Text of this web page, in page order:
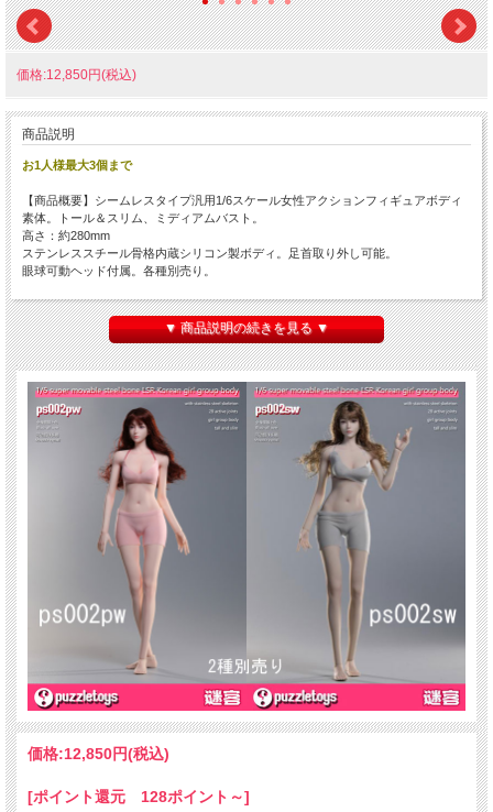
価格:12,850円(税込)
商品説明
お1人様最大3個まで
【商品概要】シームレスタイプ汎用1/6スケール女性アクションフィギュアボディ
素体。トール＆スリム、ミディアムバスト。
高さ：約280mm
ステンレススチール骨格内蔵シリコン製ボディ。足首取り外し可能。
眼球可動ヘッド付属。各種別売り。
＜商品内容＞
1/6 本体、ヘッド、ハンドパーツ、フットパーツ、下着
素材: LSRボディ（シリコン）＋ステンレススチールフレーム
首回り: 40mm
肩幅: 約64mm
胸囲: 135mm
腕の長さ: 95mm（金属関節含む）
ウエスト: 約100mm
脚の長さ: 約150mm（金属関節含む）
太もも周り: 80mm
●１タイプ入りです。タイプをお選びください。
ps002pw（ペール・ヘッド付属）、ps002sw（サンタン・ヘッド付属）
※カートに入らないタイプ、表示されないタイプは在庫がございません。
※付属ヘッド以外をご使用の場合、形状等により取り付けに加工が必要な場合や使
用できない場合がございます。
※関節の固さ、バリの有無など個体差がございますのでご了承ください。
※出荷時からの色のくすみ、色移り等がある場合がございます。
※画像は試作品のため実際の商品と異なる場合がございます。
※出荷時期により同一商品でも仕様が異なる場合がございます。
※無理な方向に動かさないでください。
※パッケージに角つぶれ等ダメージがございます。
▼ 商品説明の続きを見る ▼
価格:12,850円(税込)
[ポイント還元 128ポイント～]